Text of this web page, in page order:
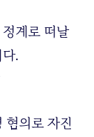
계로 떠날
.
혐의로 자진